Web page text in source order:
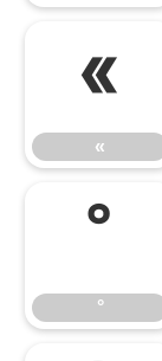
«
«
°
°